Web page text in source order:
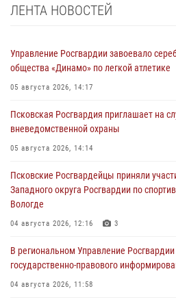
ЛЕНТА НОВОСТЕЙ
Управление Росгвардии завоевало
общества «Динамо» по легкой атлетике
05 августа 2026, 14:17
Псковская Росгвардия приглашает на
вневедомственной охраны
05 августа 2026, 14:14
Псковские Росгвардейцы приняли
Западного округа Росгвардии по
Вологде
04 августа 2026, 12:16 3
В региональном Управление
государственно-правового
04 августа 2026, 11:58